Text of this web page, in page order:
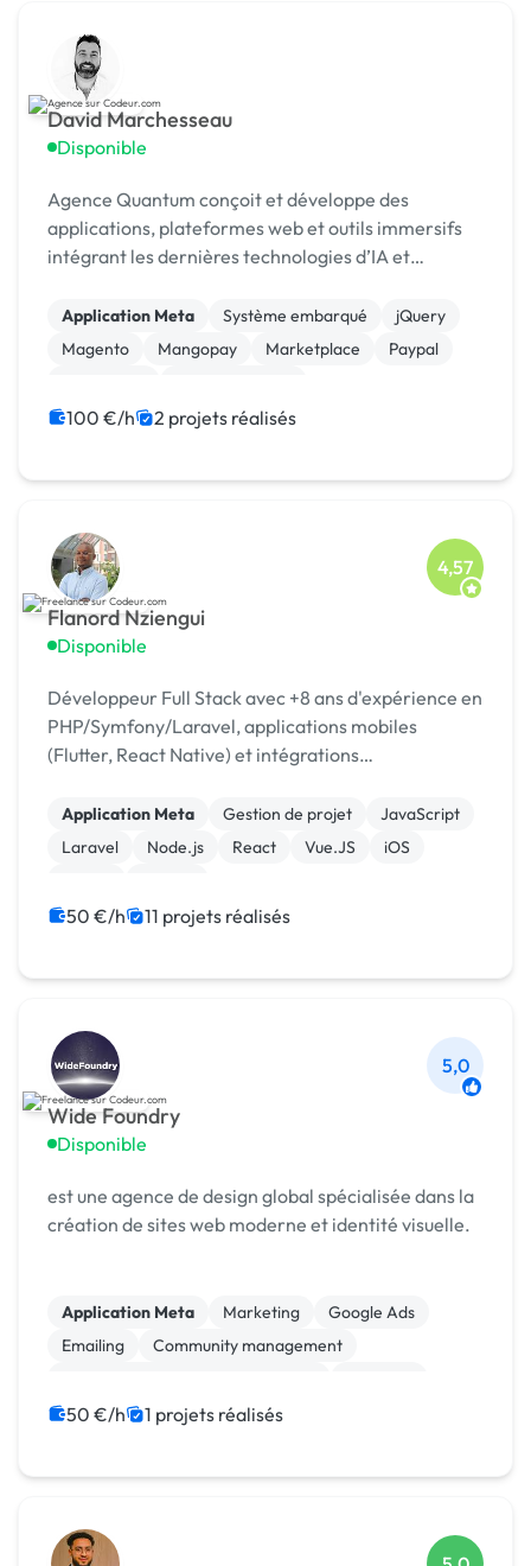
David Marchesseau
Disponible
Agence Quantum conçoit et développe des
applications, plateformes web et outils immersifs
intégrant les dernières technologies d’IA et
et startups de l
Application Meta Système embarqué
jQuery
Magento
Mangopay Marketplace
Paypal
Admin système, sécurité
100 €/h 2 projets réalisés
Flanord Nziengui
Disponible
4,57
Développeur Full Stack avec +8 ans d'expérience en
PHP/Symfony/Laravel, applications mobiles
(Flutter, React Native) et intégrations
Application Meta Gestion de projet
JavaScript
Laravel
Node.js React Vue.JS
iOS
50 €/h 11 projets réalisés
Wide Foundry
Disponible
5,0
est une agence de design global spécialisée dans la
création de sites web moderne et identité visuelle.
Application Meta Marketing
Google Ads
Emailing
Community management
WordPress
Site clé en main
50 €/h 1 projets réalisés